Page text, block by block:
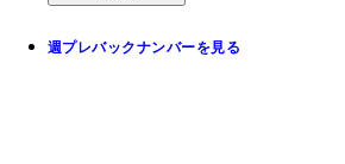
週プレバックナンバーを見る